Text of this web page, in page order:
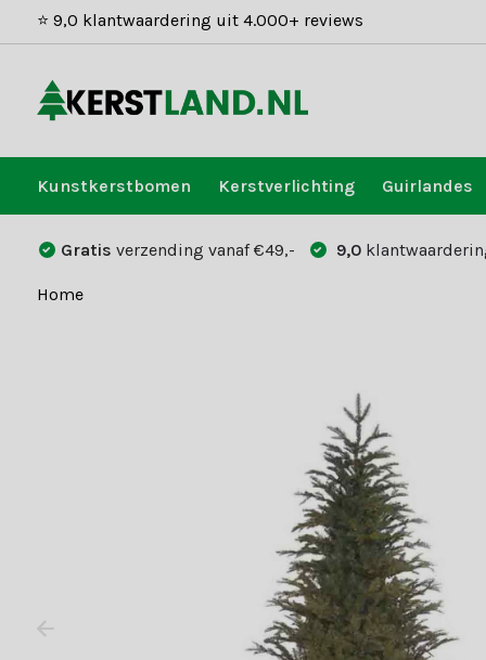
⭐ 9,0 klantwaardering uit 4.000+ reviews
Kunstkerstbomen Kerstverlichting Guirlandes
Gratis verzending vanaf €49,- 9,0
Home